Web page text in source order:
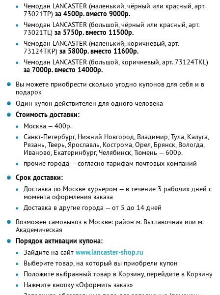
Чемодан LANCASTER (маленький, чёрный или красный, арт.
73021ТР) за 4500р. вместо 9000р.
Чемодан LANCASTER (большой, чёрный или красный, арт.
73021ТL) за 5750р. вместо 11500р.
Чемодан LANCASTER (маленький, коричневый, арт.
73124ТКР) за 5800р. вместо 11600р.
Чемодан LANCASTER (большой, коричневый, арт. 73124ТКL)
за 7000р. вместо 14000р.
Вы можете приобрести сколько угодно купонов для себя и в
подарок
Один купон действителен для одного человека
Стоимость доставки:
Москва — 400р.
Санкт-Петербург, Нижний Новгород, Владимир, Тула, Калуга,
Рязань, Тверь, Ярославль, Кострома, Орел, Брянск, Вологда,
Иваново, Екатеринбург, Челябинск, Тюмень — 600р.
прочие города — согласно тарифам почтовых компаний
Срок доставки:
Доставка по Москве курьером — в течение 3 рабочих дней с
момента оформления заказа
Доставка в другие города — от 5 до 14 дней
Возможен самовывоз в Москве: район м. Выставочная или м.
Академическая
Порядок активации купона:
Зайдите на сайт www.lancaster-shop.ru
Выберите товар, на который вы приобрели купон
Положите выбранный товар в Корзину, перейдите в Корзину
Нажмите кнопку «Оформить заказ»